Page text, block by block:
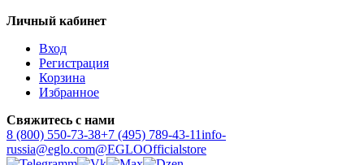
Личный кабинет
Вход
Регистрация
Корзина
Избранное
Свяжитесь с нами
8 (800) 550-73-38+7 (495) 789-43-11info-
russia@eglo.com@EGLOOfficialstore